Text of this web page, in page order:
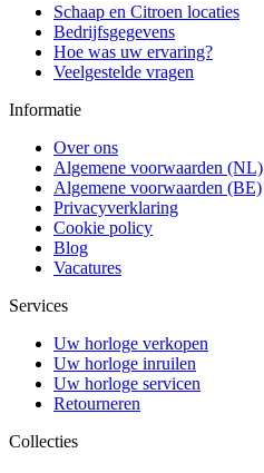
Schaap en Citroen locaties
Bedrijfsgegevens
Hoe was uw ervaring?
Veelgestelde vragen
Informatie
Over ons
Algemene voorwaarden (NL)
Algemene voorwaarden (BE)
Privacyverklaring
Cookie policy
Blog
Vacatures
Services
Uw horloge verkopen
Uw horloge inruilen
Uw horloge servicen
Retourneren
Collecties